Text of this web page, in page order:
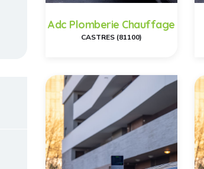
Adc Plomberie Chauffage
CASTRES (81100)